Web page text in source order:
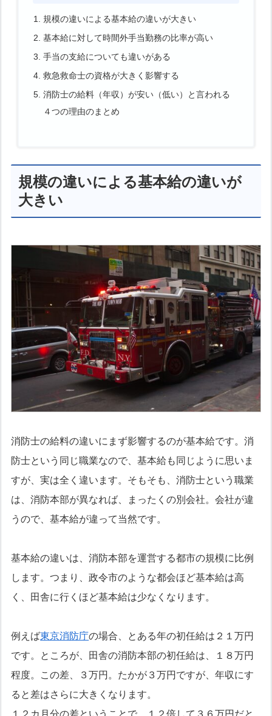
規模の違いによる基本給の違いが大きい
基本給に対して時間外手当勤務の比率が高い
手当の支給についても違いがある
救急救命士の資格が大きく影響する
消防士の給料（年収）が安い（低い）と言われる
４つの理由のまとめ
規模の違いによる基本給の違いが
大きい
消防士の給料の違いにまず影響するのが基本給です。消
防士という同じ職業なので、基本給も同じように思いま
すが、実は全く違います。そもそも、消防士という職業
は、消防本部が異なれば、まったくの別会社。会社が違
うので、基本給が違って当然です。
基本給の違いは、消防本部を運営する都市の規模に比例
します。つまり、政令市のような都会ほど基本給は高
く、田舎に行くほど基本給は少なくなります。
例えば東京消防庁の場合、とある年の初任給は２１万円
です。ところが、田舎の消防本部の初任給は、１８万円
程度。この差、３万円。たかが３万円ですが、年収にす
ると差はさらに大きくなります。
１２カ月分の差ということで、１２倍して３６万円だと